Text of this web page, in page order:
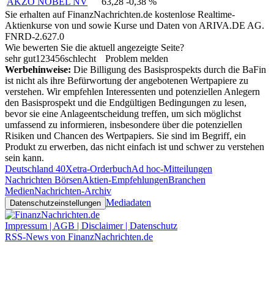
Sie erhalten auf FinanzNachrichten.de kostenlose Realtime-
Aktienkurse von und sowie Kurse und Daten von ARIVA.DE AG.
FNRD-2.627.0
Wie bewerten Sie die aktuell angezeigte Seite?
sehr gut1 23456schlecht
Problem melden
Werbehinweise: Die Billigung des Basisprospekts durch die BaFin
ist nicht als ihre Befürwortung der angebotenen Wertpapiere zu
verstehen. Wir empfehlen Interessenten und potenziellen Anlegern
den Basisprospekt und die Endgültigen Bedingungen zu lesen,
bevor sie eine Anlageentscheidung treffen, um sich möglichst
umfassend zu informieren, insbesondere über die potenziellen
Risiken und Chancen des Wertpapiers. Sie sind im Begriff, ein
Produkt zu erwerben, das nicht einfach ist und schwer zu verstehen
sein kann.
Deutschland 40Xetra-OrderbuchAd hoc-Mitteilungen
Nachrichten BörsenAktien-EmpfehlungenBranchen
MedienNachrichten-Archiv
Datenschutzeinstellungen Mediadaten
Impressum | AGB | Disclaimer | Datenschutz
RSS-News von FinanzNachrichten.de